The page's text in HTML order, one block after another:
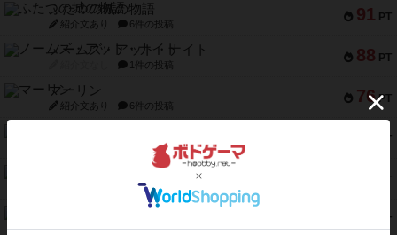
91 PT
ふたつの城の物語
紹介文あり 6件の投稿
88 PT
ノームズ・アット・ナイト
1件の投稿
76 PT
マーリン
紹介文あり 6件の投稿
PT
2件の投稿
PT
トランスオリエント・エクスプレス
1件の投稿
PT
紹介文あり 1件の投稿